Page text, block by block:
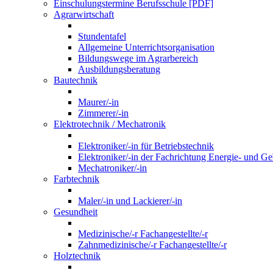
Einschulungstermine Berufsschule [PDF]
Agrarwirtschaft
Stundentafel
Allgemeine Unterrichtsorganisation
Bildungswege im Agrarbereich
Ausbildungsberatung
Bautechnik
Maurer/-in
Zimmerer/-in
Elektrotechnik / Mechatronik
Elektroniker/-in für Betriebstechnik
Elektroniker/-in der Fachrichtung Energie- und
Mechatroniker/-in
Farbtechnik
Maler/-in und Lackierer/-in
Gesundheit
Medizinische/-r Fachangestellte/-r
Zahnmedizinische/-r Fachangestellte/-r
Holztechnik